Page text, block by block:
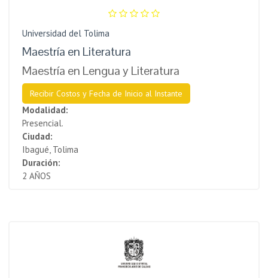
Universidad del Tolima
Maestría en Literatura
Maestría en Lengua y Literatura
Recibir Costos y Fecha de Inicio al Instante
Modalidad:
Presencial.
Ciudad:
Ibagué, Tolima
Duración:
2 AÑOS